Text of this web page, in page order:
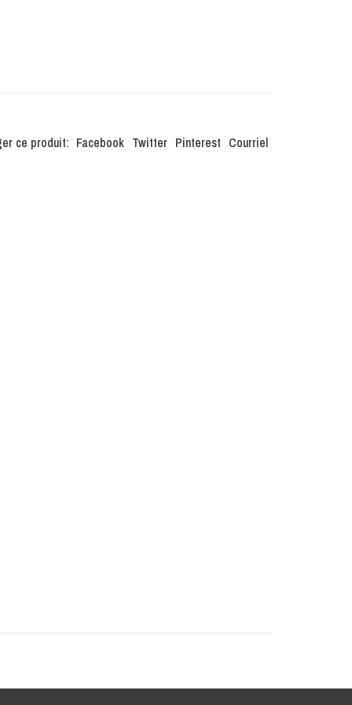
ce produit: Facebook Twitter Pinterest Courriel